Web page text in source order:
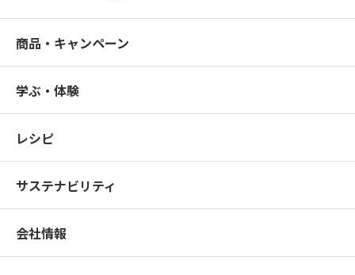
商品・キャンペーン
学ぶ・体験
レシピ
サステナビリティ
会社情報